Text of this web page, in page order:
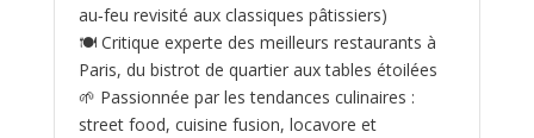
au‑feu revisité aux classiques pâtissiers)
🍽️ Critique experte des meilleurs restaurants à
Paris, du bistrot de quartier aux tables étoilées
🌱 Passionnée par les tendances culinaires :
street food, cuisine fusion, locavore et